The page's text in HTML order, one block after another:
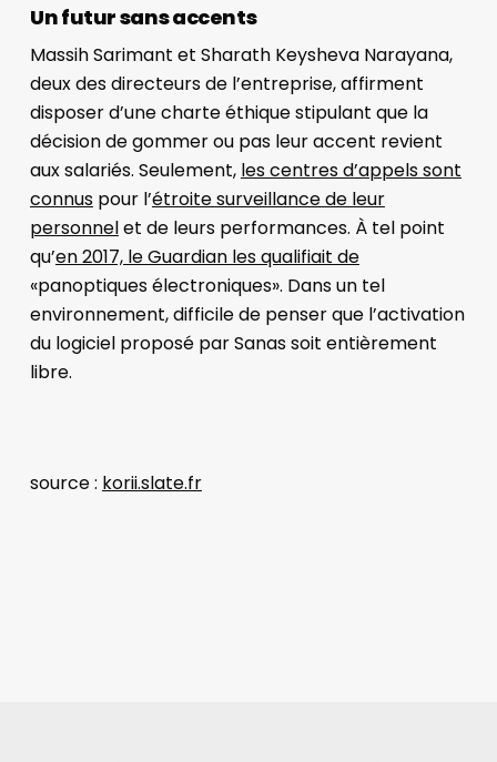
Un futur sans accents
Massih Sarimant et Sharath Keysheva Narayana,
deux des directeurs de l’entreprise, affirment
disposer d’une charte éthique stipulant que la
décision de gommer ou pas leur accent revient
aux salariés. Seulement, les centres d’appels sont
connuspour l’étroite surveillance de leur
personnelet de leurs performances. À tel point
qu’en 2017, le Guardian les qualifiait de
«panoptiques électroniques». Dans un tel
environnement, difficile de penser que l’activation
du logiciel proposé par Sanas soit entièrement
libre.
source : korii.slate.fr